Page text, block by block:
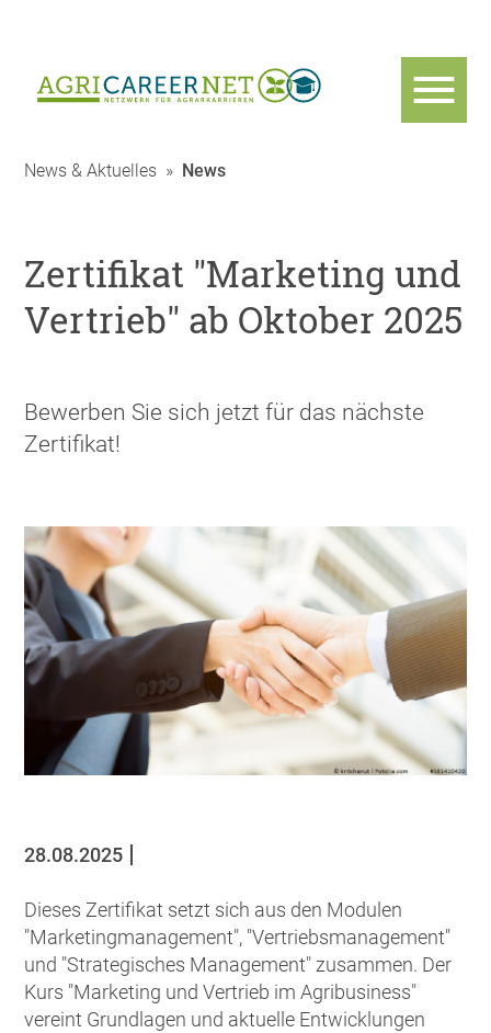
News & Aktuelles » News
Zertifikat "Marketing und
Vertrieb" ab Oktober 2025
Bewerben Sie sich jetzt für das nächste
Zertifikat!
28.08.2025
Dieses Zertifikat setzt sich aus den Modulen
"Marketingmanagement", "Vertriebsmanagement"
und "Strategisches Management" zusammen. Der
Kurs "Marketing und Vertrieb im Agribusiness"
vereint Grundlagen und aktuelle Entwicklungen